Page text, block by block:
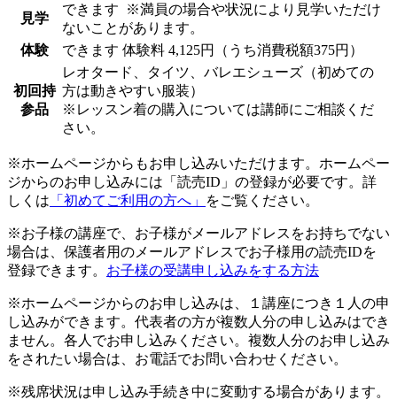
見学
できます
※満員の場合や状況により見学いただけ
ないことがあります。
体験
できます 体験料 4,125円（うち消費税額375円）
初回持
参品
レオタード、タイツ、バレエシューズ（初めての
方は動きやすい服装）
※レッスン着の購入については講師にご相談くだ
さい。
※ホームページからもお申し込みいただけます。ホームペー
ジからのお申し込みには「読売ID」の登録が必要です。詳
しくは 「初めてご利用の方へ」 をご覧ください。
※お子様の講座で、お子様がメールアドレスをお持ちでない
場合は、保護者用のメールアドレスでお子様用の読売IDを
登録できます。 お子様の受講申し込みをする方法
※ホームページからのお申し込みは、１講座につき１人の申
し込みができます。代表者の方が複数人分の申し込みはでき
ません。各人でお申し込みください。複数人分のお申し込み
をされたい場合は、お電話でお問い合わせください。
※残席状況は申し込み手続き中に変動する場合があります。